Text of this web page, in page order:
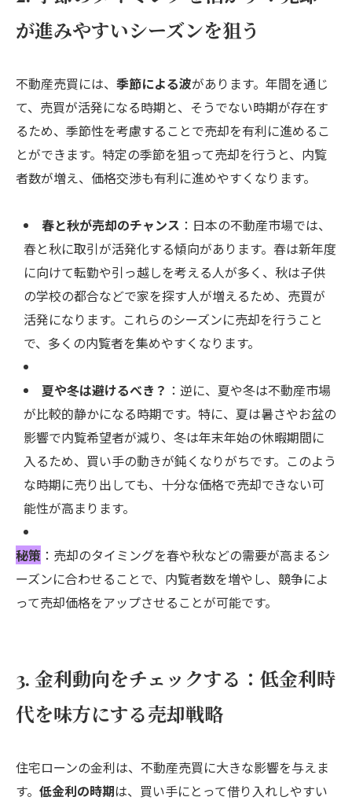
が進みやすいシーズンを狙う
不動産売買には、 季節による波があります。年間を通じ
て、売買が活発になる時期と、そうでない時期が存在す
るため、季節性を考慮することで売却を有利に進めるこ
とができます。特定の季節を狙って売却を行うと、内覧
者数が増え、価格交渉も有利に進めやすくなります。
春と秋が売却のチャンス ：日本の不動産市場では、
春と秋に取引が活発化する傾向があります。春は新年度
に向けて転勤や引っ越しを考える人が多く、秋は子供
の学校の都合などで家を探す人が増えるため、売買が
活発になります。これらのシーズンに売却を行うこと
で、多くの内覧者を集めやすくなります。
夏や冬は避けるべき？ ：逆に、夏や冬は不動産市場
が比較的静かになる時期です。特に、夏は暑さやお盆の
影響で内覧希望者が減り、冬は年末年始の休暇期間に
入るため、買い手の動きが鈍くなりがちです。このよう
な時期に売り出しても、十分な価格で売却できない可
能性が高まります。
秘策 ：売却のタイミングを春や秋などの需要が高まるシ
ーズンに合わせることで、内覧者数を増やし、競争によ
って売却価格をアップさせることが可能です。
3. 金利動向をチェックする：低金利時
代を味方にする売却戦略
住宅ローンの金利は、不動産売買に大きな影響を与えま
す。 低金利の時期は、買い手にとって借り入れしやすい